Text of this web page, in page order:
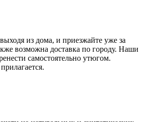
из дома, и приезжайте уже за
возможна доставка по городу. Наши
самостоятельно утюгом.